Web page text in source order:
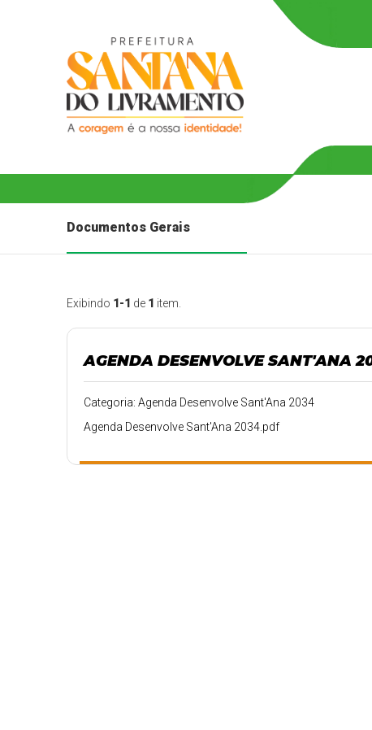
Documentos Gerais
Exibindo 1-1 de 1 item.
AGENDA DESENVOLVE SANT'ANA
Categoria: Agenda Desenvolve Sant'Ana 2034
Agenda Desenvolve Sant'Ana 2034.pdf